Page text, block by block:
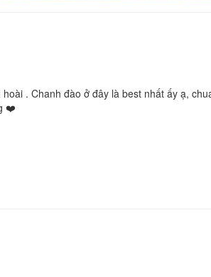
. Chanh đào ở đây là best nhất ấy ạ,
❤️